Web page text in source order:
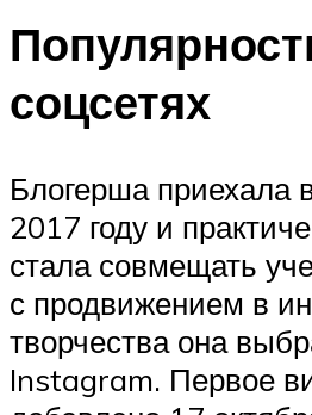
соцсетях
Блогерша приехала
2017 году и
стала совмещать
с продвижением в
творчества она
Instagram. Первое